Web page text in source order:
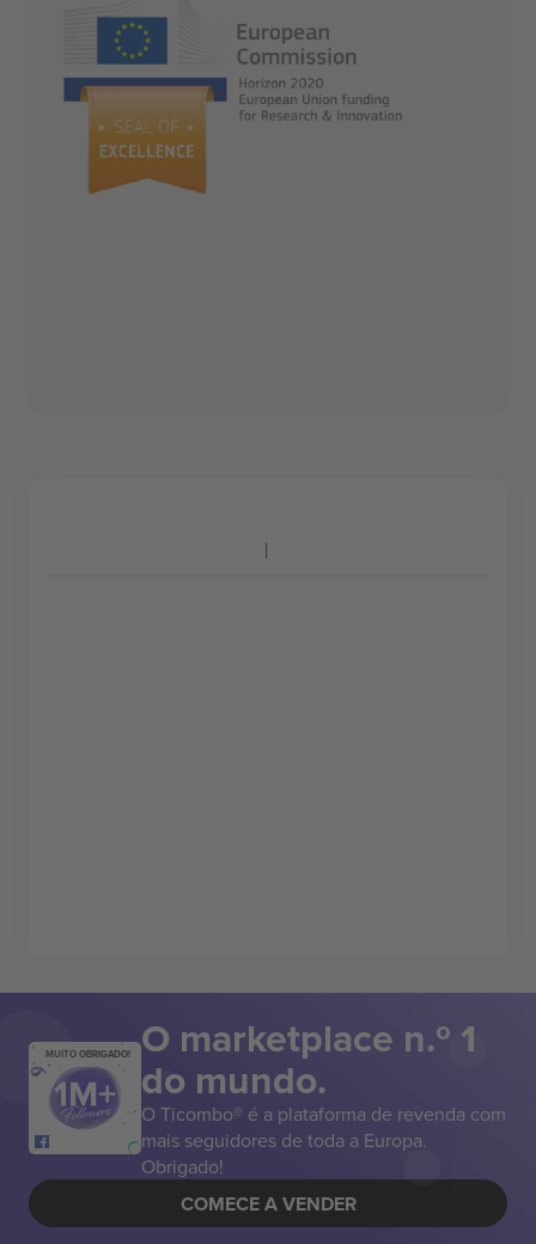
MUITO OBRIGADO! O marketplace n.º 1
do mundo.
O Ticombo® é a plataforma de revenda com
mais seguidores de toda a Europa.
Obrigado!
COMECE A VENDER